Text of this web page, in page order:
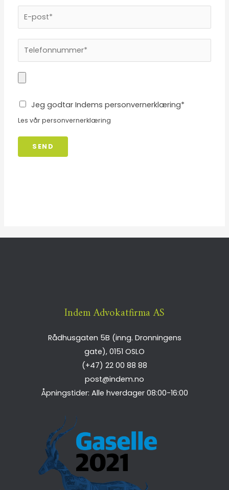
Jeg godtar Indems personvernerklæring*
Les vårpersonvernerklæring
SEND
Indem Advokatfirma AS
Rådhusgaten 5B (inng. Dronningens
gate), 0151 OSLO
(+47) 22 00 88 88
post@indem.no
Åpningstider: Alle hverdager 08:00-16:00